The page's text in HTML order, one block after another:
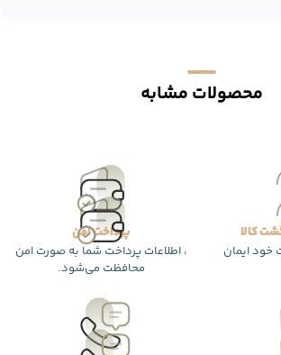
محصولات مشابه
خود ایمان
پرداخت امن
، اطلاعات پرداخت شما به صورت امن
محافظت می‌شود.